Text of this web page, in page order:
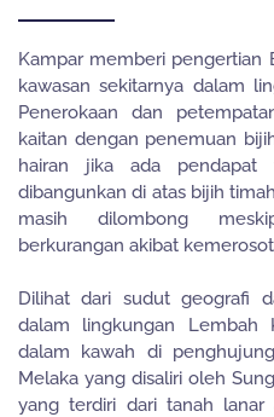
Kampar memberi pengertian
kawasan sekitarnya dalam
Penerokaan dan
kaitan dengan penemuan
hairan jika ada pendapat
dibangunkan di atas bijih
masih dilombong
berkurangan akibat
Dilihat dari sudut geografi
dalam lingkungan Lembah
dalam kawah di
Melaka yang disaliri oleh
yang terdiri dari tanah